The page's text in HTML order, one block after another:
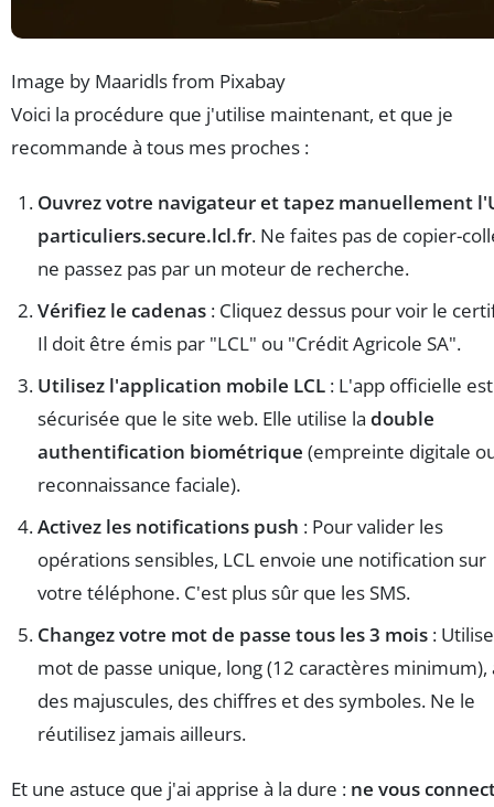
Image by Maaridls from Pixabay
Voici la procédure que j'utilise maintenant, et que je
recommande à tous mes proches :
Ouvrez votre navigateur et tapez manuellement
particuliers.secure.lcl.fr. Ne faites pas de copier-
ne passez pas par un moteur de recherche.
Vérifiez le cadenas : Cliquez dessus pour voir le
Il doit être émis par "LCL" ou "Crédit Agricole SA".
Utilisez l'application mobile LCL : L'app officielle
sécurisée que le site web. Elle utilise la double
authentification biométrique (empreinte digitale
reconnaissance faciale).
Activez les notifications push : Pour valider les
opérations sensibles, LCL envoie une notification sur
votre téléphone. C'est plus sûr que les SMS.
Changez votre mot de passe tous les 3 mois :
mot de passe unique, long (12 caractères minimum),
des majuscules, des chiffres et des symboles. Ne le
réutilisez jamais ailleurs.
Et une astuce que j'ai apprise à la dure : ne vous